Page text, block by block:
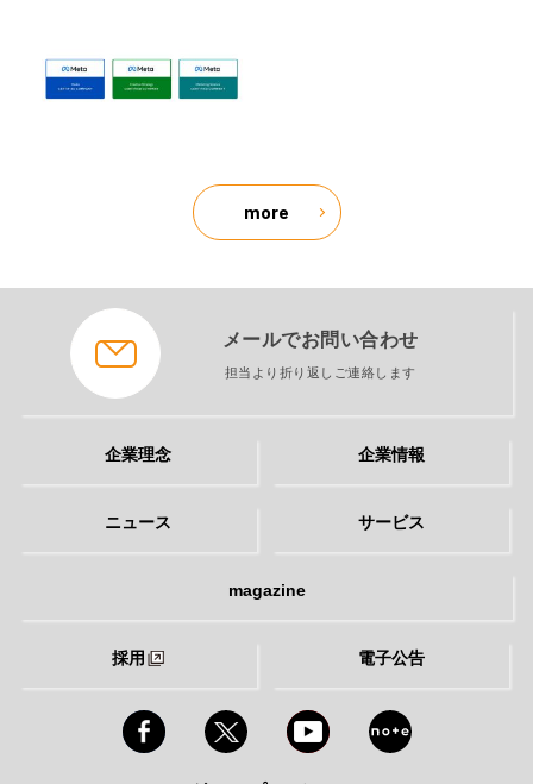
more
メールでお問い合わせ
担当より折り返しご連絡します
企業理念 企業情報
ニュース サービス
magazine
採用 電子公告